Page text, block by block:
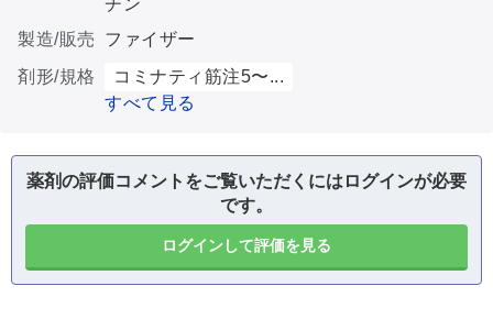
チン
製造/販売
ファイザー
剤形/規格
コミナティ筋注5〜...
すべて見る
薬剤の評価コメントをご覧いただくにはログインが必要
です。
ログインして評価を見る